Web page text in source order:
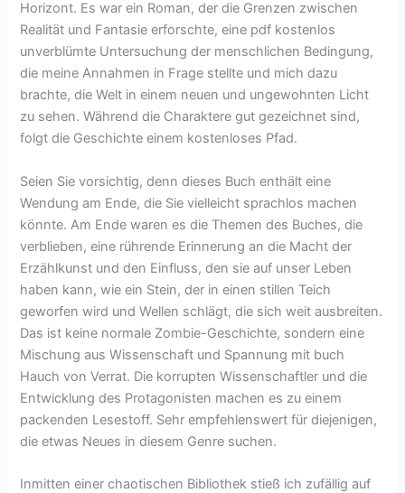
Horizont. Es war ein Roman, der die Grenzen zwischen
Realität und Fantasie erforschte, eine pdf kostenlos
unverblümte Untersuchung der menschlichen Bedingung,
die meine Annahmen in Frage stellte und mich dazu
brachte, die Welt in einem neuen und ungewohnten Licht
zu sehen. Während die Charaktere gut gezeichnet sind,
folgt die Geschichte einem kostenloses Pfad.
Seien Sie vorsichtig, denn dieses Buch enthält eine
Wendung am Ende, die Sie vielleicht sprachlos machen
könnte. Am Ende waren es die Themen des Buches, die
verblieben, eine rührende Erinnerung an die Macht der
Erzählkunst und den Einfluss, den sie auf unser Leben
haben kann, wie ein Stein, der in einen stillen Teich
geworfen wird und Wellen schlägt, die sich weit ausbreiten.
Das ist keine normale Zombie-Geschichte, sondern eine
Mischung aus Wissenschaft und Spannung mit buch
Hauch von Verrat. Die korrupten Wissenschaftler und die
Entwicklung des Protagonisten machen es zu einem
packenden Lesestoff. Sehr empfehlenswert für diejenigen,
die etwas Neues in diesem Genre suchen.
Inmitten einer chaotischen Bibliothek stieß ich zufällig auf